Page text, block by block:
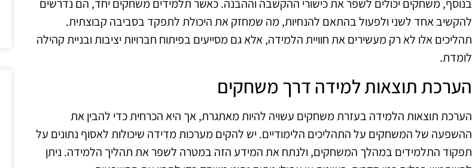
בנוסף, משחקים יכולים לשפר את כישורי ההקשבה וההבנה. כאשר תלמידים משחקים יחד, הם נדרשים
להקשיב אחד לשני ולפעול בהתאם להנחיות, מה שמחזק את היכולת לתפקד בסביבה קבוצתית.
תהליכים אלו לא רק מעשירים את חוויית הלמידה, אלא גם מסייעים בפיתוח חברויות יציבות ובניית קהילה
לומדת.
הערכת תוצאות למידה דרך משחקים
הערכת תוצאות הלמידה בעזרת משחקים עשויה להיות מאתגרת, אך היא הכרחית כדי להבין את
ההשפעה של המשחקים על התהליכים הלימודיים. יש להקים מערכות מדידה שיכולות לאסוף נתונים על
תפקוד התלמידים במהלך המשחקים, ולנתח את המידע הזה במטרה לשפר את תהליך הלמידה. ניתן